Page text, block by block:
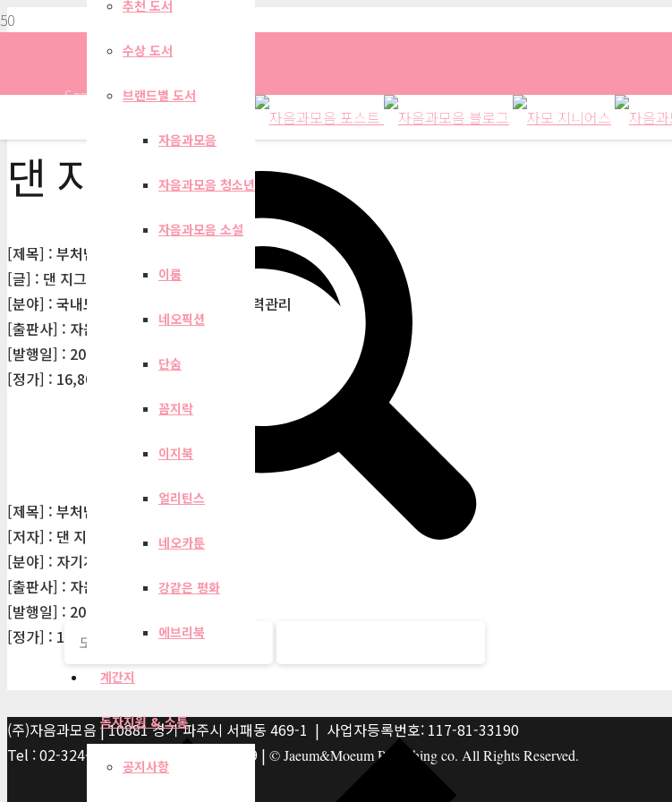
Search
추천 도서
수상 도서
브랜드별 도서
자음과모음
자음과모음 청소년
자음과모음 소설
이룸
네오픽션
단숨
꼼지락
이지북
얼리틴스
네오카툰
강같은 평화
에브리북
계간지
독자지원 & 소통
공지사항
댄 지그몬드
[제목] : 부처님 말씀대로 회사생활
[글] : 댄 지그몬드
[분야] : 국내도서> 자기계발 > 성공학/경력관리
[출판사] : 자음과모음
[발행일] : 2026-05-24
[정가] : 16,800원
[제목] : 부처님 회사 오신 날
[저자] : 댄 지그몬드
[분야] : 자기계발
[출판사] : 자음과모음
[발행일] : 2021-05-17
[정가] : 13,800원
(주)자음과모음 | 10881 경기 파주시 서패동 469-1 | 사업자등록번호: 117-81-33190
Tel : 02-324-2347 | Fax : 02-6959-8459 | © Jaeum&Moeum Publishing co. All Rights Reserved.